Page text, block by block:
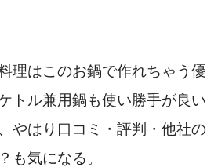
理はこのお鍋で作れちゃう優
トル兼用鍋も使い勝手が良い
やはり口コミ・評判・他社の
も気になる。